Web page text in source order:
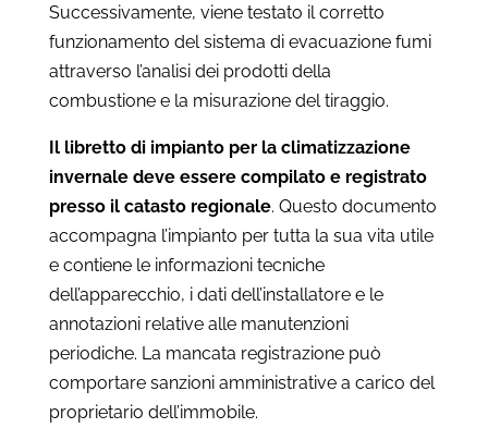
Successivamente, viene testato il corretto
funzionamento del sistema di evacuazione fumi
attraverso l’analisi dei prodotti della
combustione e la misurazione del tiraggio.
Il libretto di impianto per la climatizzazione
invernale deve essere compilato e registrato
presso il catasto regionale. Questo documento
accompagna l’impianto per tutta la sua vita utile
e contiene le informazioni tecniche
dell’apparecchio, i dati dell’installatore e le
annotazioni relative alle manutenzioni
periodiche. La mancata registrazione può
comportare sanzioni amministrative a carico del
proprietario dell’immobile.